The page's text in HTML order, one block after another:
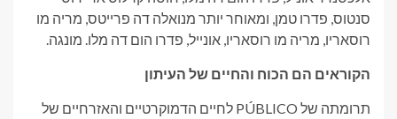
סנטוס, פדרו טמן, ומאוחר יותר מנואלה דה פרייטס, מריה מו
רוסאריו, מריה מו רוסאריו, אונייל, פדרו הום דה מלו. מונגה.
הקוראים הם הכוח והחיים של העיתון
תרומתה של PÚBLICO לחיים הדמוקרטיים והאזרחיים של